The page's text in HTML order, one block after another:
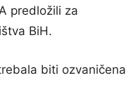
predložili za
BiH.
biti ozvaničena